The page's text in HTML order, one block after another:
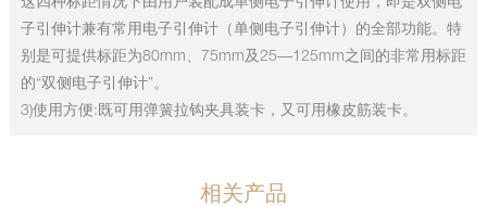
子引伸计兼有常用电子引伸计（单侧电子引伸计）的全部功能。特
别是可提供标距为80mm、75mm及25—125mm之间的非常用标距
的“双侧电子引伸计”。
3)使用方便:既可用弹簧拉钩夹具装卡，又可用橡皮筋装卡。
相关产品